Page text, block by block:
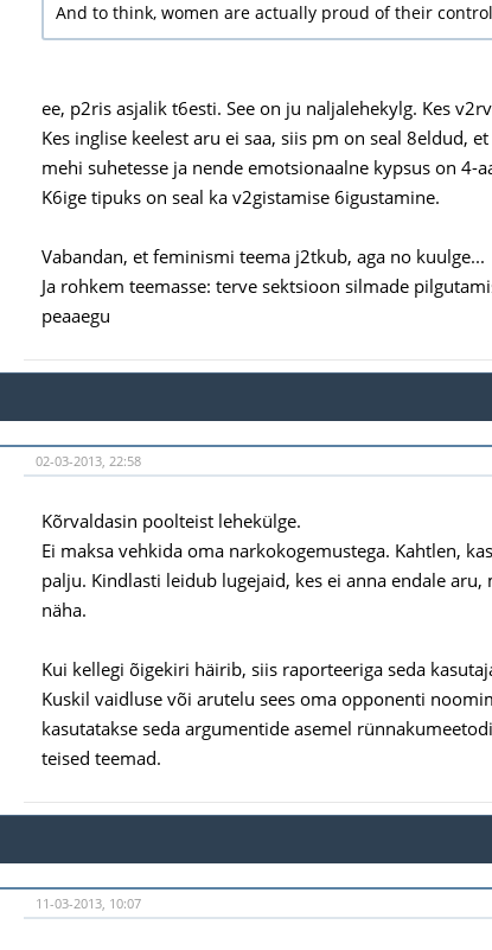
And to think, women are actually proud of their
ee, p2ris asjalik t6esti. See on ju naljalehekylg. Kes
Kes inglise keelest aru ei saa, siis pm on seal 8eldud,
mehi suhetesse ja nende emotsionaalne kypsus on 4-
K6ige tipuks on seal ka v2gistamise 6igustamine.
Vabandan, et feminismi teema j2tkub, aga no kuulge...
Ja rohkem teemasse: terve sektsioon silmade
peaaegu
02-03-2013, 22:58
Kõrvaldasin poolteist lehekülge.
Ei maksa vehkida oma narkokogemustega. Kahtlen,
palju. Kindlasti leidub lugejaid, kes ei anna endale
näha.
Kui kellegi õigekiri häirib, siis raporteeriga seda
Kuskil vaidluse või arutelu sees oma opponenti
kasutatakse seda argumentide asemel
teised teemad.
11-03-2013, 10:07